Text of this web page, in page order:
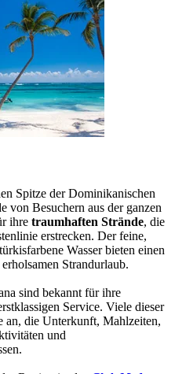
Spitze der Dominikanischen
von Besuchern aus der ganzen
ihre traumhaften Strände, die
erstrecken. Der feine,
Wasser bieten einen
Strandurlaub.
sind bekannt für ihre
Service. Viele dieser
an, die Unterkunft, Mahlzeiten,
und